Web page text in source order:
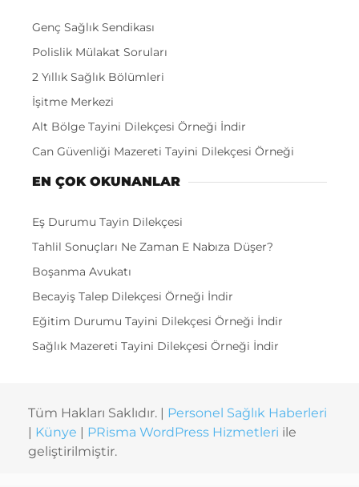
Genç Sağlık Sendikası
Polislik Mülakat Soruları
2 Yıllık Sağlık Bölümleri
İşitme Merkezi
Alt Bölge Tayini Dilekçesi Örneği İndir
Can Güvenliği Mazereti Tayini Dilekçesi Örneği
EN ÇOK OKUNANLAR
Eş Durumu Tayin Dilekçesi
Tahlil Sonuçları Ne Zaman E Nabıza Düşer?
Boşanma Avukatı
Becayiş Talep Dilekçesi Örneği İndir
Eğitim Durumu Tayini Dilekçesi Örneği İndir
Sağlık Mazereti Tayini Dilekçesi Örneği İndir
Tüm Hakları Saklıdır. | Personel Sağlık Haberleri
| Künye | PRisma WordPress Hizmetleri ile
geliştirilmiştir.